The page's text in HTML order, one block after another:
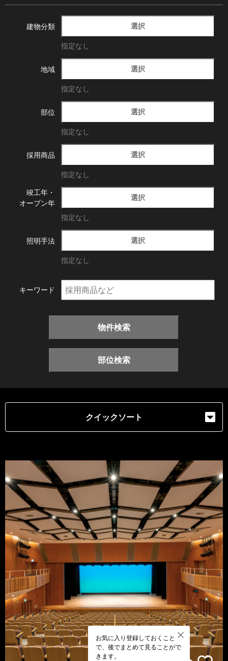
建物分類 選択
指定なし
地域 選択
指定なし
部位 選択
指定なし
採用商品 選択
指定なし
竣工年・
オープン年
選択
指定なし
照明手法 選択
指定なし
キーワード
物件検索
部位検索
クイックソート
お気に入り登録しておくこと
で、後でまとめて見ることがで
きます。